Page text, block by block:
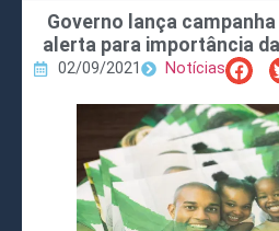
Governo lança
alerta para importância
02/09/2021 Notícias